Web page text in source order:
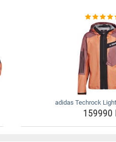
adidas Techrock
159990